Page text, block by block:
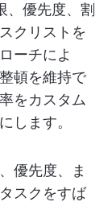
、優先度、割
クリストを
ーチによ
頓を維持で
をカスタム
します。
優先度、ま
スクをすば